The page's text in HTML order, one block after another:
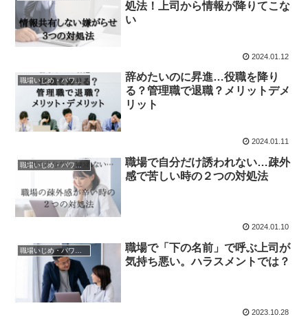
処法！上司から情報が降りてこな
い
2024.01.12
職場いじめ・パワハラ
辞めたいのに昇進…役職を降り
る？管理職で退職？メリットデメ
リット
2024.01.11
職場いじめ・パワハラ
職場で自分だけ誘われない…疎外
感で苦しい時の２つの対処法
2024.01.10
職場で「下の名前」で呼ぶ上司が
気持ち悪い。ハラスメントでは？
2023.10.28